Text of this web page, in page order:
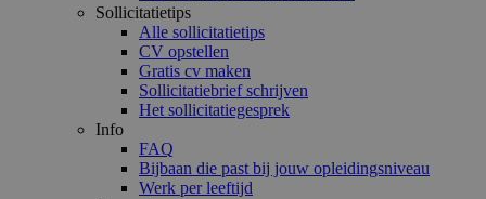
Sollicitatietips
Alle sollicitatietips
CV opstellen
Gratis cv maken
Sollicitatiebrief schrijven
Het sollicitatiegesprek
Info
FAQ
Bijbaan die past bij jouw opleidingsniveau
Werk per leeftijd